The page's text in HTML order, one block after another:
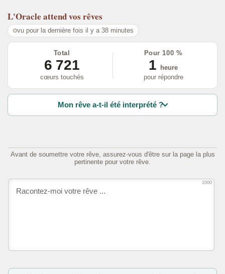
L'Oracle attend vos rêves
vu pour la dernière fois il y a 38 minutes
Total
6 721
cœurs touchés
Pour 100 %
1
heure
pour répondre
Mon rêve a-t-il été interprété ?
Avant de soumettre votre rêve, assurez-vous d'être sur la page la plus
pertinente pour votre rêve.
1000